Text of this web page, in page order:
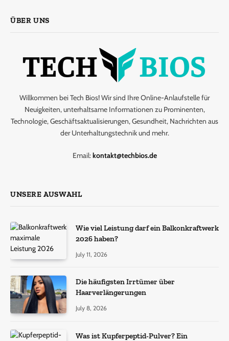
ÜBER UNS
Willkommen bei Tech Bios! Wir sind Ihre Online-Anlaufstelle für
Neuigkeiten, unterhaltsame Informationen zu Prominenten,
Technologie, Geschäftsaktualisierungen, Gesundheit, Nachrichten aus
der Unterhaltungstechnik und mehr.
Email:kontakt@techbios.de
UNSERE AUSWAHL
Wie viel Leistung darf ein Balkonkraftwerk
2026 haben?
July 11, 2026
Die häufigsten Irrtümer über
Haarverlängerungen
July 8, 2026
Was ist Kupferpeptid-Pulver? Ein